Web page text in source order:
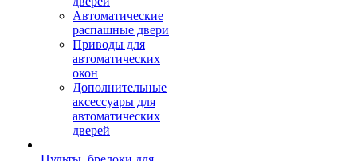
Автоматические
распашные двери
Приводы для
автоматических
окон
Дополнительные
аксессуары для
автоматических
дверей